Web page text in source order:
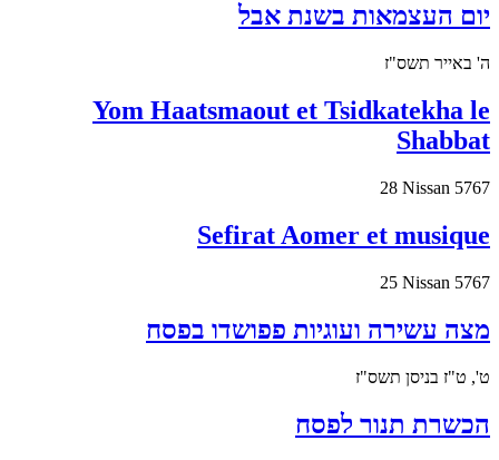
יום העצמאות בשנת אבל
ה' באייר תשס"ז
Yom Haatsmaout et Tsidkatekha le
Shabbat
28 Nissan 5767
Sefirat Aomer et musique
25 Nissan 5767
מצה עשירה ועוגיות פפושדו בפסח
ט', ט"ז בניסן תשס"ז
הכשרת תנור לפסח